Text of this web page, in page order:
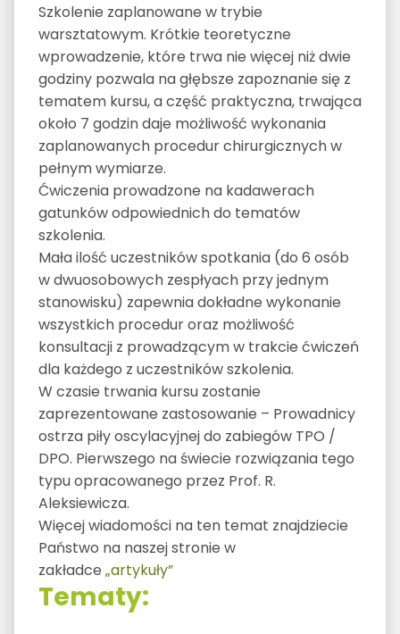
Szkolenie zaplanowane w trybie
warsztatowym. Krótkie teoretyczne
wprowadzenie, które trwa nie więcej niż dwie
godziny pozwala na głębsze zapoznanie się z
tematem kursu, a część praktyczna, trwająca
około 7 godzin daje możliwość wykonania
zaplanowanych procedur chirurgicznych w
pełnym wymiarze.
Ćwiczenia prowadzone na kadawerach
gatunków odpowiednich do tematów
szkolenia.
Mała ilość uczestników spotkania (do 6 osób
w dwuosobowych zespłyach przy jednym
stanowisku) zapewnia dokładne wykonanie
wszystkich procedur oraz możliwość
konsultacji z prowadzącym w trakcie ćwiczeń
dla każdego z uczestników szkolenia.
W czasie trwania kursu zostanie
zaprezentowane zastosowanie – Prowadnicy
ostrza piły oscylacyjnej do zabiegów TPO /
DPO. Pierwszego na świecie rozwiązania tego
typu opracowanego przez Prof. R.
Aleksiewicza.
Więcej wiadomości na ten temat znajdziecie
Państwo na naszej stronie w
zakładce „artykuły”
Tematy: